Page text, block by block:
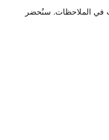
في الملاحظات. سنُحضر